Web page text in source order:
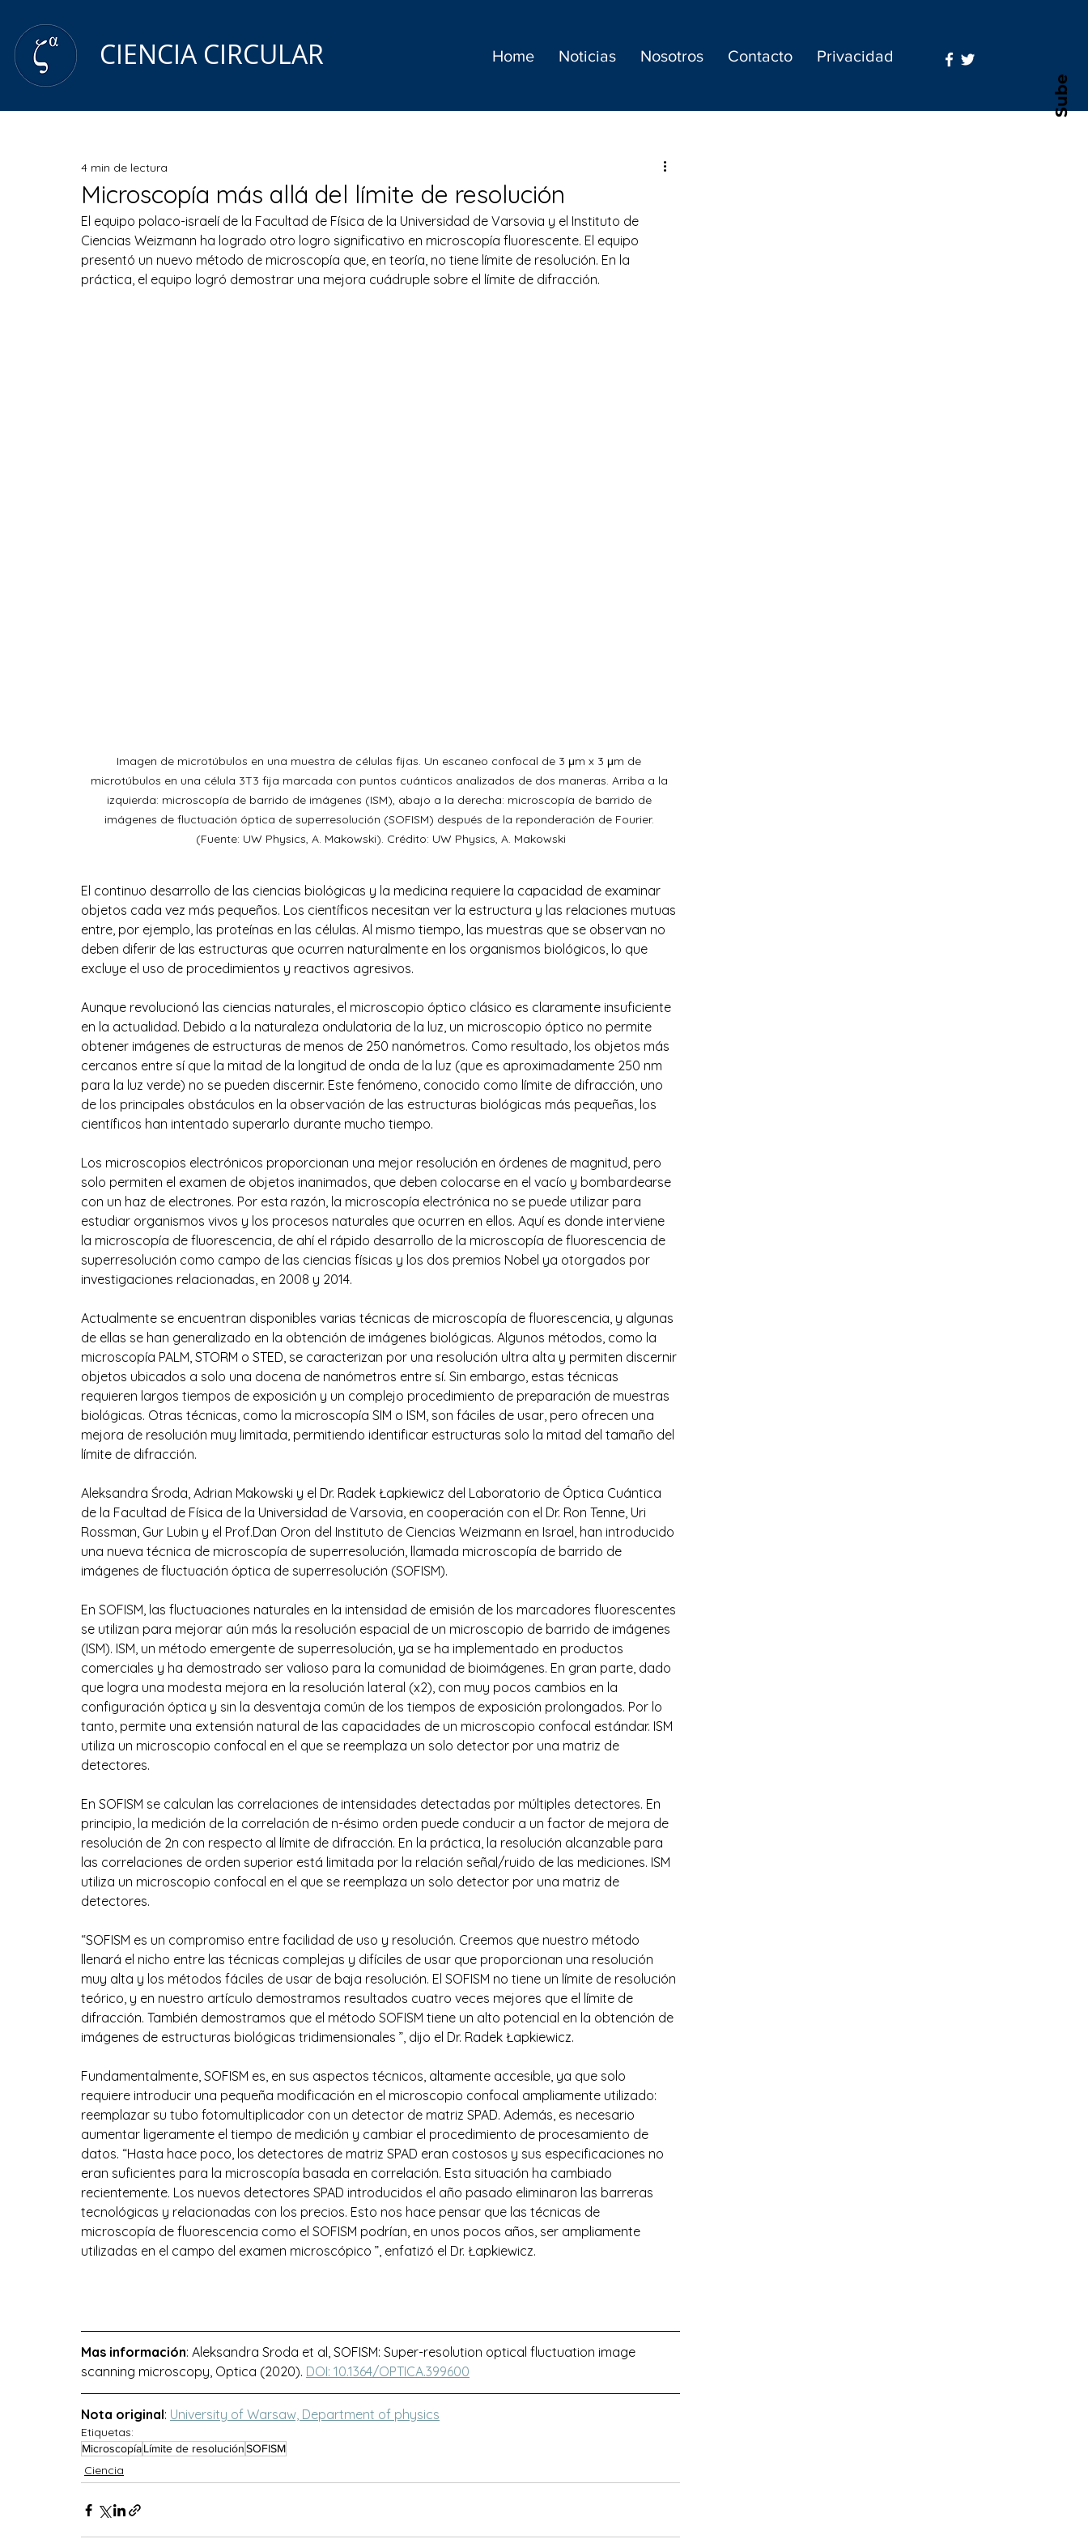
Sube
CIENCIA CIRCULAR Home Noticias Nosotros Contacto Privacidad
Microscopía más allá del límite de resolución
4 min de lectura
El equipo polaco-israelí de la Facultad de Física de la Universidad de Varsovia y el Instituto de
Ciencias Weizmann ha logrado otro logro significativo en microscopía fluorescente. El equipo
presentó un nuevo método de microscopía que, en teoría, no tiene límite de resolución. En la
práctica, el equipo logró demostrar una mejora cuádruple sobre el límite de difracción.
Imagen de microtúbulos en una muestra de células fijas. Un escaneo confocal de 3 μm x 3 μm de
microtúbulos en una célula 3T3 fija marcada con puntos cuánticos analizados de dos maneras. Arriba a la
izquierda: microscopía de barrido de imágenes (ISM), abajo a la derecha: microscopía de barrido de
imágenes de fluctuación óptica de superresolución (SOFISM) después de la reponderación de Fourier.
(Fuente: UW Physics, A. Makowski). Crédito: UW Physics, A. Makowski
El continuo desarrollo de las ciencias biológicas y la medicina requiere la capacidad de examinar
objetos cada vez más pequeños. Los científicos necesitan ver la estructura y las relaciones mutuas
entre, por ejemplo, las proteínas en las células. Al mismo tiempo, las muestras que se observan no
deben diferir de las estructuras que ocurren naturalmente en los organismos biológicos, lo que
excluye el uso de procedimientos y reactivos agresivos.
Aunque revolucionó las ciencias naturales, el microscopio óptico clásico es claramente insuficiente
en la actualidad. Debido a la naturaleza ondulatoria de la luz, un microscopio óptico no permite
obtener imágenes de estructuras de menos de 250 nanómetros. Como resultado, los objetos más
cercanos entre sí que la mitad de la longitud de onda de la luz (que es aproximadamente 250 nm
para la luz verde) no se pueden discernir. Este fenómeno, conocido como límite de difracción, uno
de los principales obstáculos en la observación de las estructuras biológicas más pequeñas, los
científicos han intentado superarlo durante mucho tiempo.
Los microscopios electrónicos proporcionan una mejor resolución en órdenes de magnitud, pero
solo permiten el examen de objetos inanimados, que deben colocarse en el vacío y bombardearse
con un haz de electrones. Por esta razón, la microscopía electrónica no se puede utilizar para
estudiar organismos vivos y los procesos naturales que ocurren en ellos. Aquí es donde interviene
la microscopía de fluorescencia, de ahí el rápido desarrollo de la microscopía de fluorescencia de
superresolución como campo de las ciencias físicas y los dos premios Nobel ya otorgados por
investigaciones relacionadas, en 2008 y 2014.
Actualmente se encuentran disponibles varias técnicas de microscopía de fluorescencia, y algunas
de ellas se han generalizado en la obtención de imágenes biológicas. Algunos métodos, como la
microscopía PALM, STORM o STED, se caracterizan por una resolución ultra alta y permiten discernir
objetos ubicados a solo una docena de nanómetros entre sí. Sin embargo, estas técnicas
requieren largos tiempos de exposición y un complejo procedimiento de preparación de muestras
biológicas. Otras técnicas, como la microscopía SIM o ISM, son fáciles de usar, pero ofrecen una
mejora de resolución muy limitada, permitiendo identificar estructuras solo la mitad del tamaño del
límite de difracción.
Aleksandra Środa, Adrian Makowski y el Dr. Radek Łapkiewicz del Laboratorio de Óptica Cuántica
de la Facultad de Física de la Universidad de Varsovia, en cooperación con el Dr. Ron Tenne, Uri
Rossman, Gur Lubin y el Prof.Dan Oron del Instituto de Ciencias Weizmann en Israel, han introducido
una nueva técnica de microscopía de superresolución, llamada microscopía de barrido de
imágenes de fluctuación óptica de superresolución (SOFISM).
En SOFISM, las fluctuaciones naturales en la intensidad de emisión de los marcadores fluorescentes
se utilizan para mejorar aún más la resolución espacial de un microscopio de barrido de imágenes
(ISM). ISM, un método emergente de superresolución, ya se ha implementado en productos
comerciales y ha demostrado ser valioso para la comunidad de bioimágenes. En gran parte, dado
que logra una modesta mejora en la resolución lateral (x2), con muy pocos cambios en la
configuración óptica y sin la desventaja común de los tiempos de exposición prolongados. Por lo
tanto, permite una extensión natural de las capacidades de un microscopio confocal estándar. ISM
utiliza un microscopio confocal en el que se reemplaza un solo detector por una matriz de
detectores.
En SOFISM se calculan las correlaciones de intensidades detectadas por múltiples detectores. En
principio, la medición de la correlación de n-ésimo orden puede conducir a un factor de mejora de
resolución de 2n con respecto al límite de difracción. En la práctica, la resolución alcanzable para
las correlaciones de orden superior está limitada por la relación señal/ruido de las mediciones. ISM
utiliza un microscopio confocal en el que se reemplaza un solo detector por una matriz de
detectores.
“SOFISM es un compromiso entre facilidad de uso y resolución. Creemos que nuestro método
llenará el nicho entre las técnicas complejas y difíciles de usar que proporcionan una resolución
muy alta y los métodos fáciles de usar de baja resolución. El SOFISM no tiene un límite de resolución
teórico, y en nuestro artículo demostramos resultados cuatro veces mejores que el límite de
difracción. También demostramos que el método SOFISM tiene un alto potencial en la obtención de
imágenes de estructuras biológicas tridimensionales ”, dijo el Dr. Radek Łapkiewicz.
Fundamentalmente, SOFISM es, en sus aspectos técnicos, altamente accesible, ya que solo
requiere introducir una pequeña modificación en el microscopio confocal ampliamente utilizado:
reemplazar su tubo fotomultiplicador con un detector de matriz SPAD. Además, es necesario
aumentar ligeramente el tiempo de medición y cambiar el procedimiento de procesamiento de
datos. “Hasta hace poco, los detectores de matriz SPAD eran costosos y sus especificaciones no
eran suficientes para la microscopía basada en correlación. Esta situación ha cambiado
recientemente. Los nuevos detectores SPAD introducidos el año pasado eliminaron las barreras
tecnológicas y relacionadas con los precios. Esto nos hace pensar que las técnicas de
microscopía de fluorescencia como el SOFISM podrían, en unos pocos años, ser ampliamente
utilizadas en el campo del examen microscópico ”, enfatizó el Dr. Łapkiewicz.
Mas información: Aleksandra Sroda et al, SOFISM: Super-resolution optical fluctuation image
scanning microscopy, Optica (2020). DOI: 10.1364/OPTICA.399600
Nota original: University of Warsaw, Department of physics
Etiquetas:
MicroscopíaLímite de resoluciónSOFISM
Ciencia